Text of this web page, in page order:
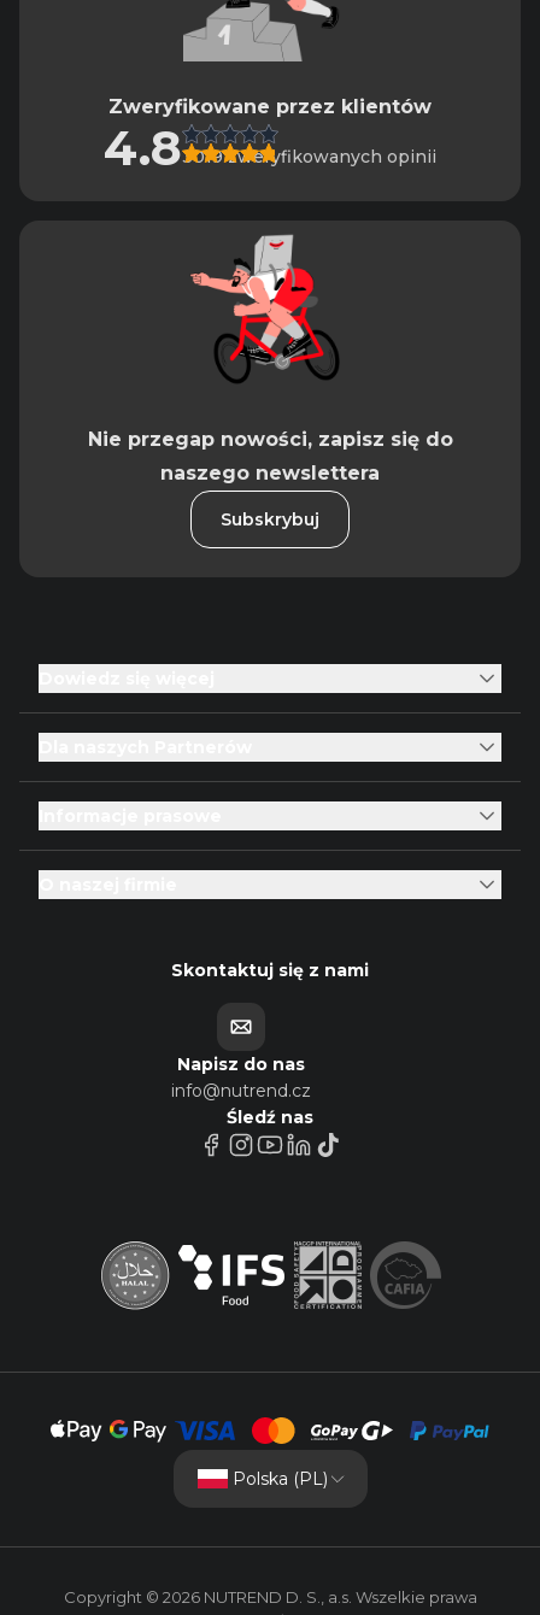
Zweryfikowane przez klientów
4.83019 zweryfikowanych opinii
Nie przegap nowości, zapisz się do
naszego newslettera
Subskrybuj
Skontaktuj się z nami
Napisz do nas
info@nutrend.cz
Śledź nas
Polska (PL)
Copyright © 2026 NUTREND D. S., a.s. Wszelkie prawa